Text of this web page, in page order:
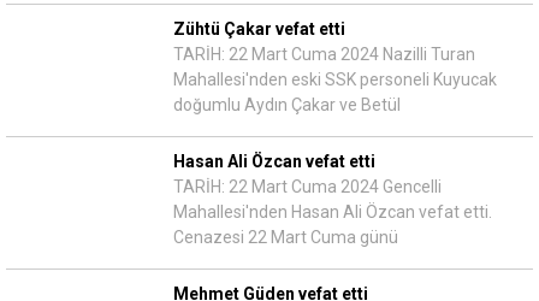
Zühtü Çakar vefat etti
TARİH: 22 Mart Cuma 2024 Nazilli Turan
Mahallesi'nden eski SSK personeli Kuyucak
doğumlu Aydın Çakar ve Betül
Hasan Ali Özcan vefat etti
TARİH: 22 Mart Cuma 2024 Gencelli
Mahallesi'nden Hasan Ali Özcan vefat etti.
Cenazesi 22 Mart Cuma günü
Mehmet Güden vefat etti